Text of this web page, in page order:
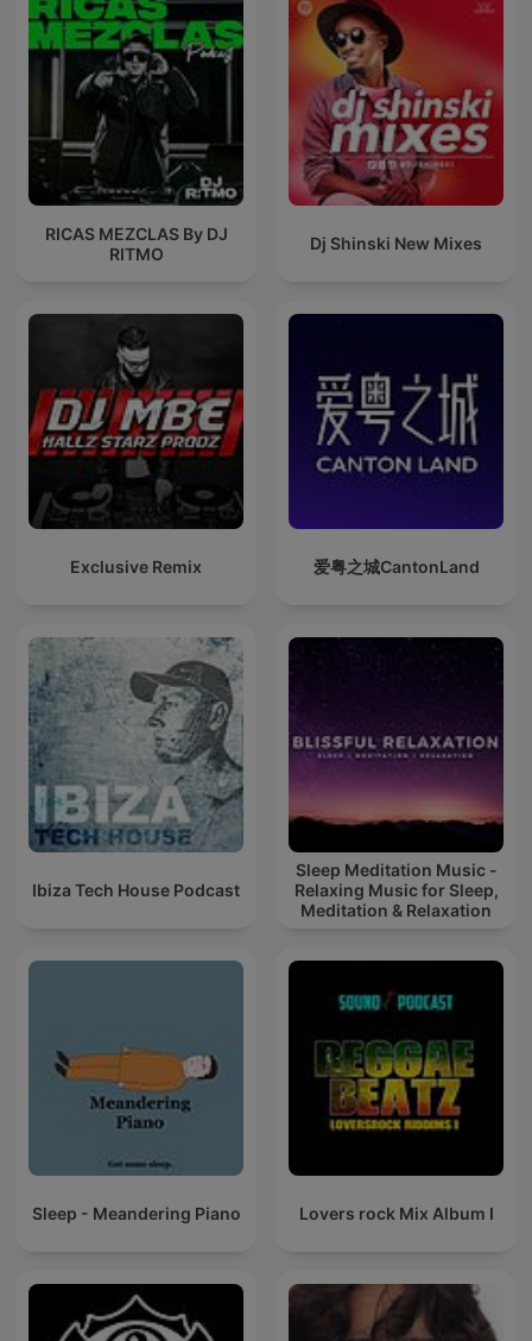
RICAS MEZCLAS By DJ
RITMO
Dj Shinski New Mixes
Exclusive Remix 爱粤之城CantonLand
Ibiza Tech House Podcast
Sleep Meditation Music -
Relaxing Music for Sleep,
Meditation & Relaxation
Sleep - Meandering Piano Lovers rock Mix Album I